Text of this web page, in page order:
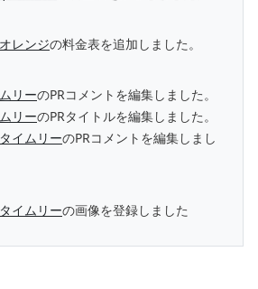
レンジの料金表を追加しました。
リーのPRコメントを編集しました。
リーのPRタイトルを編集しました。
イムリーのPRコメントを編集しまし
イムリーの画像を登録しました